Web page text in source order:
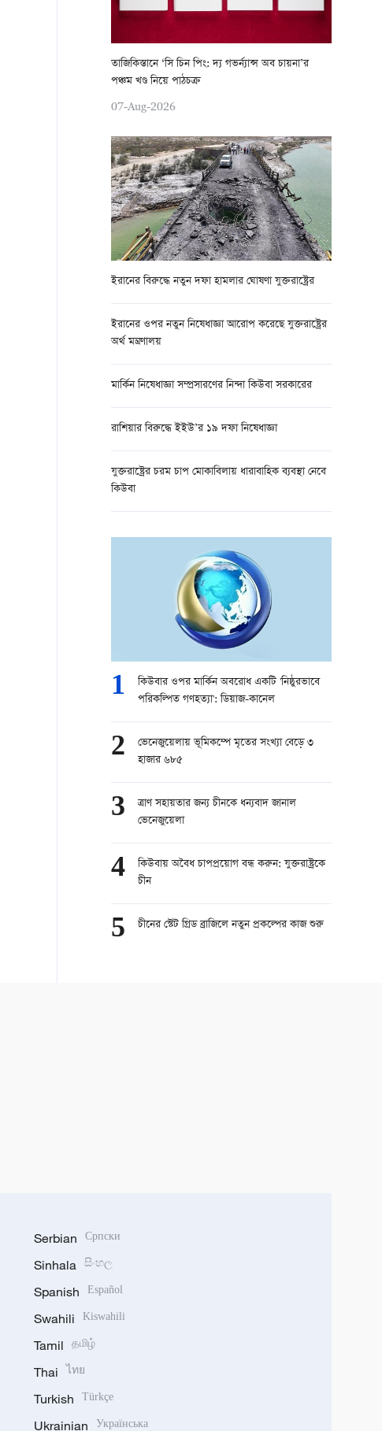
তাজিকিস্তানে ‘সি চিন পিং: দ্য গভর্ন্যান্স অব চায়না’র
পঞ্চম খণ্ড নিয়ে পাঠচক্র
07-Aug-2026
ইরানের বিরুদ্ধে নতুন দফা হামলার ঘোষণা যুক্তরাষ্ট্রের
ইরানের ওপর নতুন নিষেধাজ্ঞা আরোপ করেছে যুক্তরাষ্ট্রের
অর্থ মন্ত্রণালয়
মার্কিন নিষেধাজ্ঞা সম্প্রসারণের নিন্দা কিউবা সরকারের
রাশিয়ার বিরুদ্ধে ইইউ’র ১৯ দফা নিষেধাজ্ঞা
যুক্তরাষ্ট্রের চরম চাপ মোকাবিলায় ধারাবাহিক ব্যবস্থা নেবে
কিউবা
1
কিউবার ওপর মার্কিন অবরোধ একটি 'নিষ্ঠুরভাবে
পরিকল্পিত গণহত্যা': ডিয়াজ-কানেল
2
ভেনেজুয়েলায় ভূমিকম্পে মৃতের সংখ্যা বেড়ে ৩
হাজার ৬৮৫
3
ত্রাণ সহায়তার জন্য চীনকে ধন্যবাদ জানাল
ভেনেজুয়েলা
4
কিউবায় অবৈধ চাপপ্রয়োগ বন্ধ করুন: যুক্তরাষ্ট্রকে
চীন
5 চীনের স্টেট গ্রিড ব্রাজিলে নতুন প্রকল্পের কাজ শুরু
Serbian Српски
Sinhala සිංහල
Spanish Español
Swahili Kiswahili
Tamil தமிழ்
Thai ไทย
Turkish Türkçe
Ukrainian Українська